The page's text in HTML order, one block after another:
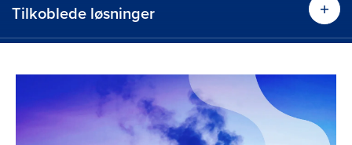
Tilkoblede løsninger
Les mer
Les